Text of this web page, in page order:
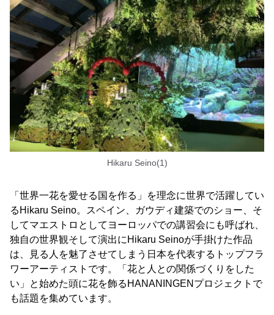
Hikaru Seino(1)
「世界一花を愛せる国を作る」を理念に世界で活躍してい
るHikaru Seino。スペイン、ガウディ建築でのショー、そ
してマエストロとしてヨーロッパでの講習会にも呼ばれ、
独自の世界観そして演出にHikaru Seinoが手掛けた作品
は、見る人を魅了させてしまう日本を代表するトップフラ
ワーアーティストです。「花と人との関係づくりをした
い」と始めた頭に花を飾るHANANINGENプロジェクトで
も話題を集めています。